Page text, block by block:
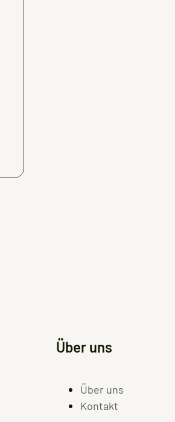
Über uns
Über uns
Kontakt